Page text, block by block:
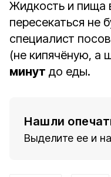
Жидкость и пища
пересекаться не
специалист
(не кипячёную, а
минут до еды.
Нашли
Выделите ее и